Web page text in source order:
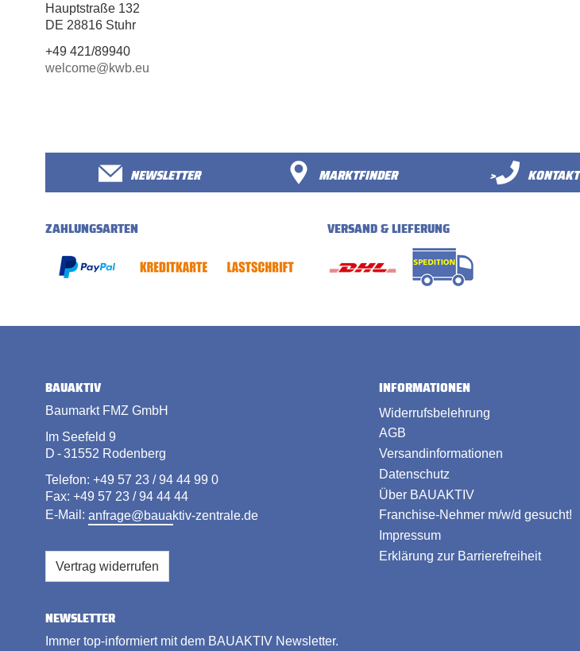
Hauptstraße 132
DE 28816 Stuhr
+49 421/89940
welcome@kwb.eu
NEWSLETTER MARKTFINDER > KONTAKT
ZAHLUNGSARTEN VERSAND & LIEFERUNG
BAUAKTIV
Baumarkt FMZ GmbH
Im Seefeld 9
D - 31552 Rodenberg
Telefon: +49 57 23 / 94 44 99 0
Fax: +49 57 23 / 94 44 44
E-Mail: anfrage@bauaktiv-zentrale.de
Vertrag widerrufen
INFORMATIONEN
Widerrufsbelehrung
AGB
Versandinformationen
Datenschutz
Über BAUAKTIV
Franchise-Nehmer m/w/d gesucht!
Impressum
Erklärung zur Barrierefreiheit
NEWSLETTER
Immer top-informiert mit dem BAUAKTIV Newsletter.